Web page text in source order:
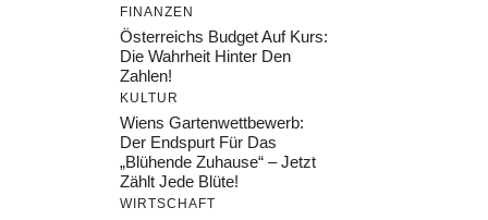
FINANZEN
Österreichs Budget Auf Kurs:
Die Wahrheit Hinter Den
Zahlen!
KULTUR
Wiens Gartenwettbewerb:
Der Endspurt Für Das
„Blühende Zuhause“ – Jetzt
Zählt Jede Blüte!
WIRTSCHAFT